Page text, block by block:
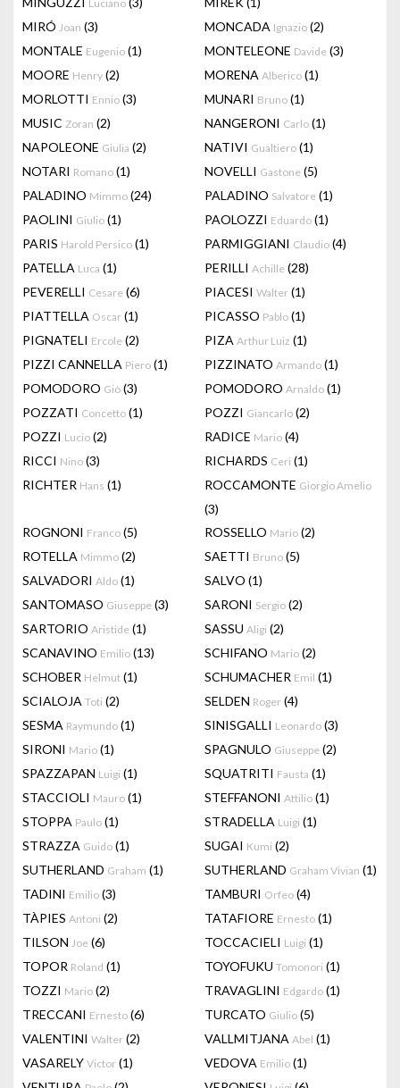
Luciano
MIRÓ Joan (3) MONCADA Ignazio (2)
MONTALE Eugenio (1) MONTELEONE Davide (3)
MOORE Henry (2) MORENA Alberico (1)
MORLOTTI Ennio (3) MUNARI Bruno (1)
MUSIC Zoran (2) NANGERONI Carlo (1)
NAPOLEONE Giulia (2) NATIVI Gualtiero (1)
NOTARI Romano (1) NOVELLI Gastone (5)
PALADINO Mimmo (24) PALADINO Salvatore (1)
PAOLINI Giulio (1) PAOLOZZI Eduardo (1)
PARIS Harold Persico (1) PARMIGGIANI Claudio (4)
PATELLA Luca (1) PERILLI Achille (28)
PEVERELLI Cesare (6) PIACESI Walter (1)
PIATTELLA Oscar (1) PICASSO Pablo (1)
PIGNATELI Ercole (2) PIZA Arthur Luiz (1)
PIZZI CANNELLA Piero (1) PIZZINATO Armando (1)
POMODORO Giò (3) POMODORO Arnaldo (1)
POZZATI Concetto (1) POZZI Giancarlo (2)
POZZI Lucio (2) RADICE Mario (4)
RICCI Nino (3) RICHARDS Ceri (1)
RICHTER Hans (1) ROCCAMONTE Giorgio Amelio
(3)
ROGNONI Franco (5) ROSSELLO Mario (2)
ROTELLA Mimmo (2) SAETTI Bruno (5)
SALVADORI Aldo (1) SALVO (1)
SANTOMASO Giuseppe (3) SARONI Sergio (2)
SARTORIO Aristide (1) SASSU Aligi (2)
SCANAVINO Emilio (13) SCHIFANO Mario (2)
SCHOBER Helmut (1) SCHUMACHER Emil (1)
SCIALOJA Toti (2) SELDEN Roger (4)
SESMA Raymundo (1) SINISGALLI Leonardo (3)
SIRONI Mario (1) SPAGNULO Giuseppe (2)
SPAZZAPAN Luigi (1) SQUATRITI Fausta (1)
STACCIOLI Mauro (1) STEFFANONI Attilio (1)
STOPPA Paulo (1) STRADELLA Luigi (1)
STRAZZA Guido (1) SUGAI Kumi (2)
SUTHERLAND Graham (1) SUTHERLAND Graham Vivian (1)
TADINI Emilio (3) TAMBURI Orfeo (4)
TÀPIES Antoni (2) TATAFIORE Ernesto (1)
TILSON Joe (6) TOCCACIELI Luigi (1)
TOPOR Roland (1) TOYOFUKU Tomonori (1)
TOZZI Mario (2) TRAVAGLINI Edgardo (1)
TRECCANI Ernesto (6) TURCATO Giulio (5)
VALENTINI Walter (2) VALLMITJANA Abel (1)
VASARELY Victor (1) VEDOVA Emilio (1)